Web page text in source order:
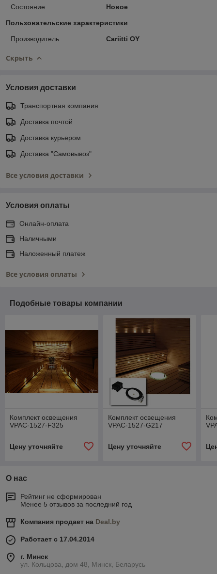
Состояние Новое
Пользовательские характеристики
Производитель Cariitti OY
Скрыть
Условия доставки
Транспортная компания
Доставка почтой
Доставка курьером
Доставка "Самовывоз"
Все условия доставки
Условия оплаты
Онлайн-оплата
Наличными
Наложенный платеж
Все условия оплаты
Подобные товары компании
Комплект освещения
VPAC-1527-F325
Цену уточняйте
Комплект освещения
VPAC-1527-G217
Цену уточняйте
О нас
Рейтинг не сформирован
Менее 5 отзывов за последний год
Компания продает на Deal.by
Работает с 17.04.2014
г. Минск
ул. Кольцова, дом 48, Минск, Беларусь